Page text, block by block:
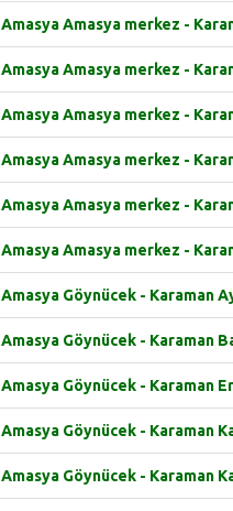
Amasya Amasya merkez -
Amasya Amasya merkez -
Amasya Amasya merkez -
Amasya Amasya merkez -
Amasya Amasya merkez -
Amasya Amasya merkez -
Amasya Göynücek - Karaman
Amasya Göynücek - Karaman
Amasya Göynücek - Karaman
Amasya Göynücek - Karaman
Amasya Göynücek - Karaman